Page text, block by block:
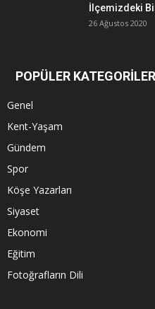
İlçemizdeki
26 Ağustos 2020
POPÜLER KATEGORİLER
Genel
Kent-Yaşam
Gündem
Spor
Köşe Yazarları
Siyaset
Ekonomi
Eğitim
Fotoğrafların Dili